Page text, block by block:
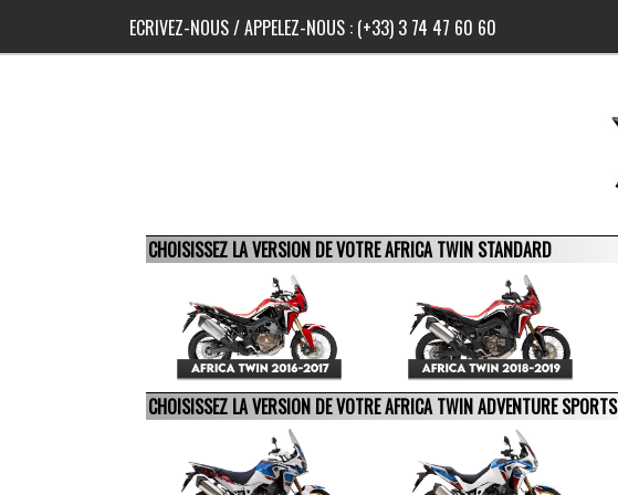
ECRIVEZ-NOUS/ APPELEZ-NOUS : (+33) 3 74 47 60 60
CHOISISSEZ LA VERSION DE VOTRE AFRICA TWIN STANDARD
CHOISISSEZ LA VERSION DE VOTRE AFRICA TWIN ADVENTURE SPORTS